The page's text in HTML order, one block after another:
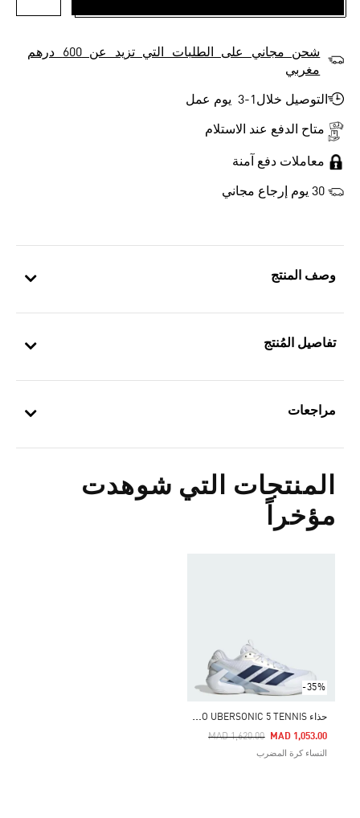
وصف المنتج
تفاصيل المُنتج
مراجعات
المنتجات التي شوهدت
مؤخراً
-35%
ح
ذاء ADIZERO UBERSONIC 5 TENNIS
Price Reduced From
MAD 1,620.00
To MAD 1,053.00
النساء كرة المضرب
شحن مجاني على الطلبات التي تزيد عن 600 درهم
مغربي
التوصيل خلال1-3 يوم عمل
متاح الدفع عند الاستلام
معاملات دفع آمنة